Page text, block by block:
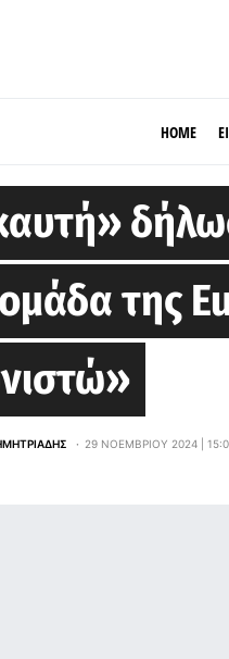
HOME
της
29 ΝΟΕΜΒΡΊΟΥ 2024 |